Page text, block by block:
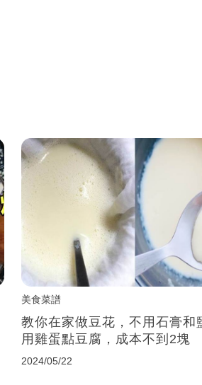
美食菜譜
教你在家做豆花，不用石膏和
用雞蛋點豆腐，成本不到2塊
2024/05/22